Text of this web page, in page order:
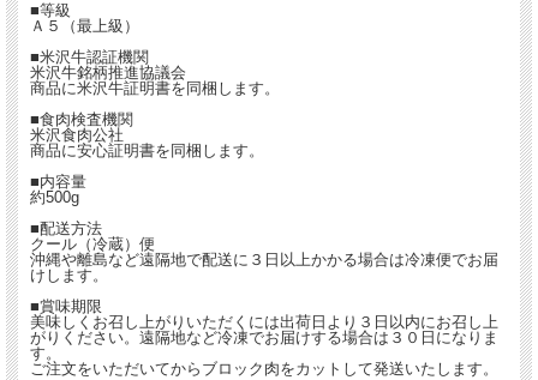
■等級
Ａ５（最上級）
■米沢牛認証機関
米沢牛銘柄推進協議会
商品に米沢牛証明書を同梱します。
■食肉検査機関
米沢食肉公社
商品に安心証明書を同梱します。
■内容量
約500g
■配送方法
クール（冷蔵）便
沖縄や離島など遠隔地で配送に３日以上かかる場合は冷凍便でお届
けします。
■賞味期限
美味しくお召し上がりいただくには出荷日より３日以内にお召し上
がりください。遠隔地など冷凍でお届けする場合は３０日になりま
す。
ご注文をいただいてからブロック肉をカットして発送いたします。